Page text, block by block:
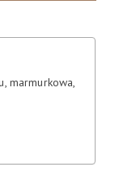
marmurkowa,